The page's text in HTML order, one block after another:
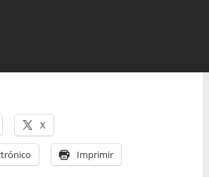
X
Imprimir